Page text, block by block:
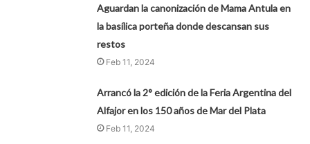
Aguardan la canonización de Mama Antula en
la basílica porteña donde descansan sus
restos
Feb 11, 2024
Arrancó la 2° edición de la Feria Argentina del
Alfajor en los 150 años de Mar del Plata
Feb 11, 2024